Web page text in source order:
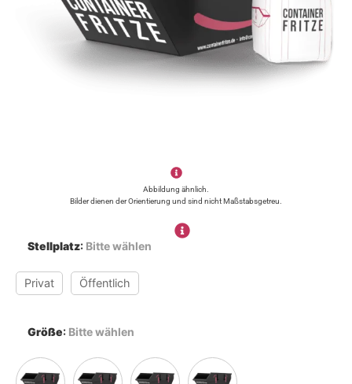
Abbildung ähnlich.
Bilder dienen der Orientierung und sind nicht Maßstabsgetreu.
Stellplatz: Bitte wählen
Privat Öffentlich
Größe: Bitte wählen